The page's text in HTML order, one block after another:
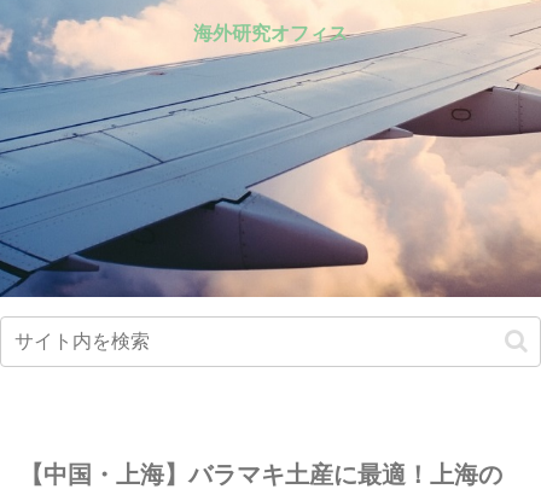
海外研究オフィス
【中国・上海】バラマキ土産に最適！上海の